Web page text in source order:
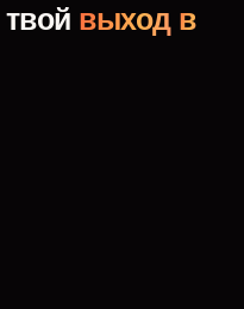
твой выход в